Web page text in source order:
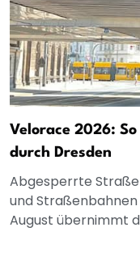
Velorace 2026:
durch Dresden
Abgesperrte
und
August übernimmt